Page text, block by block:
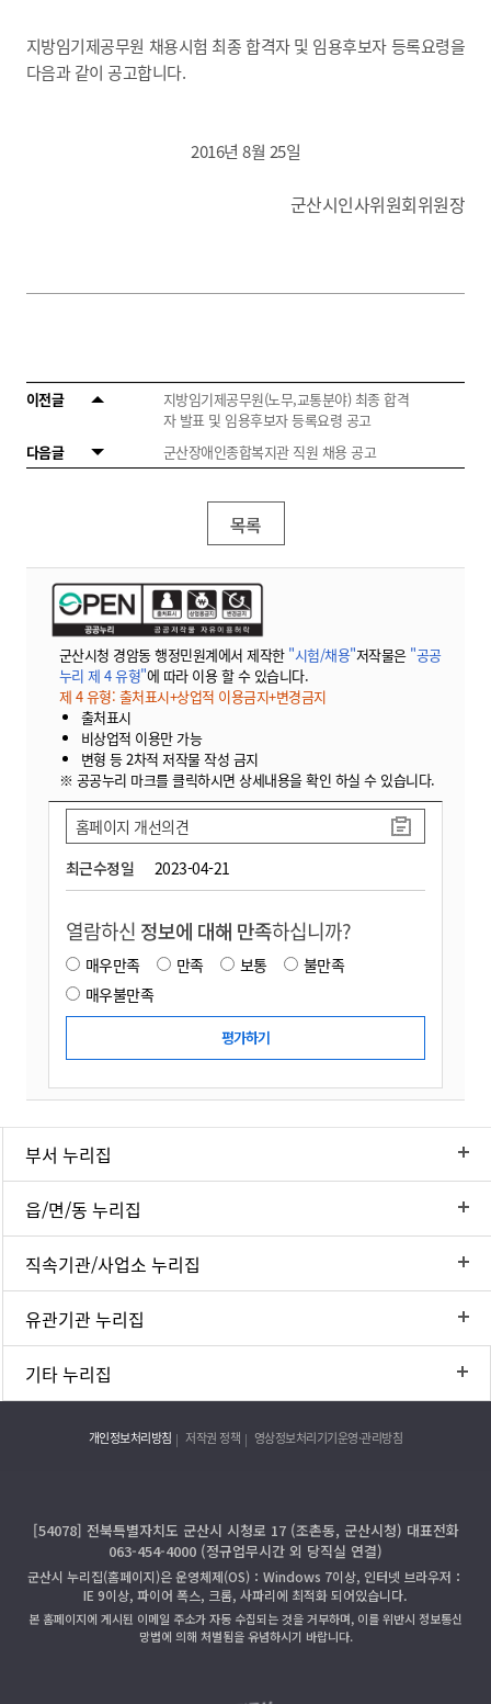
지방임기제공무원 채용시험 최종 합격자 및 임용후보자 등록요령을
다음과 같이 공고합니다.
2016년 8월 25일
군산시인사위원회위원장
이전글
지방임기제공무원(노무,교통분야) 최종 합격
자 발표 및 임용후보자 등록요령 공고
다음글
군산장애인종합복지관 직원 채용 공고
목록
군산시청 경암동 행정민원계에서 제작한 "시험/채용"저작물은 "공공
누리 제 4 유형"에 따라 이용 할 수 있습니다.
제 4 유형: 출처표시+상업적 이용금지+변경금지
출처표시
비상업적 이용만 가능
변형 등 2차적 저작물 작성 금지
※ 공공누리 마크를 클릭하시면 상세내용을 확인 하실 수 있습니다.
최근수정일 2023-04-21
홈페이지 개선의견
열람하신 정보에 대해 만족하십니까?
매우만족 만족 보통
불만족
매우불만족
부서 누리집
읍/면/동 누리집
직속기관/사업소 누리집
유관기관 누리집
기타 누리집
개인정보처리방침 저작권 정책 영상정보처리기기운영·관리방침
[54078] 전북특별자치도 군산시 시청로 17 (조촌동, 군산시청) 대표전화
063-454-4000 (정규업무시간 외 당직실 연결)
군산시 누리집(홈페이지)은 운영체제(OS)：Windows 7이상, 인터넷 브라우저：
IE 9이상, 파이어 폭스, 크롬, 사파리에 최적화 되어있습니다.
본 홈페이지에 게시된 이메일 주소가 자동 수집되는 것을 거부하며, 이를 위반시 정보통신
망법에 의해 처벌됨을 유념하시기 바랍니다.